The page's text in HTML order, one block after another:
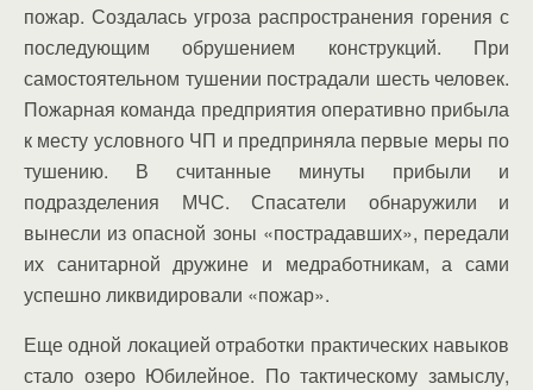
пожар. Создалась угроза распространения горения с
последующим обрушением конструкций. При
самостоятельном тушении пострадали шесть человек.
Пожарная команда предприятия оперативно прибыла
к месту условного ЧП и предприняла первые меры по
тушению. В считанные минуты прибыли и
подразделения МЧС. Спасатели обнаружили и
вынесли из опасной зоны «пострадавших», передали
их санитарной дружине и медработникам, а сами
успешно ликвидировали «пожар».
Еще одной локацией отработки практических навыков
стало озеро Юбилейное. По тактическому замыслу,